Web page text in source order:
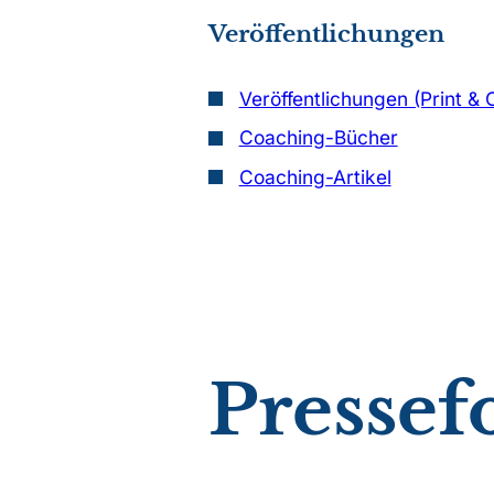
Veröffentlichungen
Veröffentlichungen (Print &
Coaching-Bücher
Coaching-Artikel